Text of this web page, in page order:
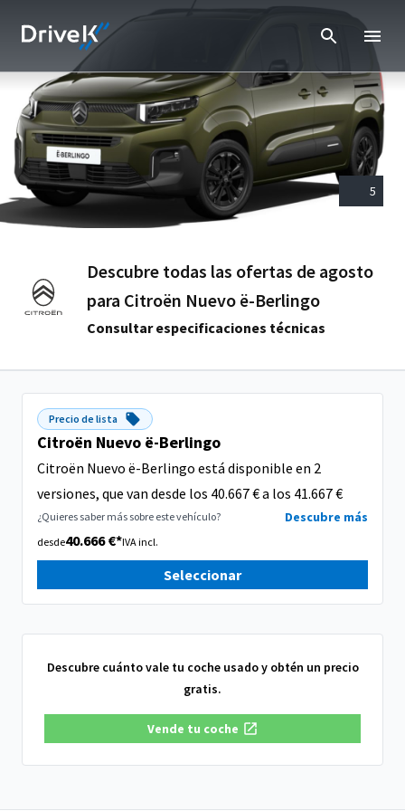
5
Descubre todas las ofertas de agosto
para Citroën Nuevo ë-Berlingo
Consultar especificaciones técnicas
Precio de lista
Citroën Nuevo ë-Berlingo
Citroën Nuevo ë-Berlingo está disponible en 2
versiones, que van desde los 40.667 € a los 41.667 €
¿Quieres saber más sobre este vehículo? Descubre más
desde40.666 €*IVA incl.
Seleccionar
Descubre cuánto vale tu coche usado y obtén un precio
gratis.
Vende tu coche